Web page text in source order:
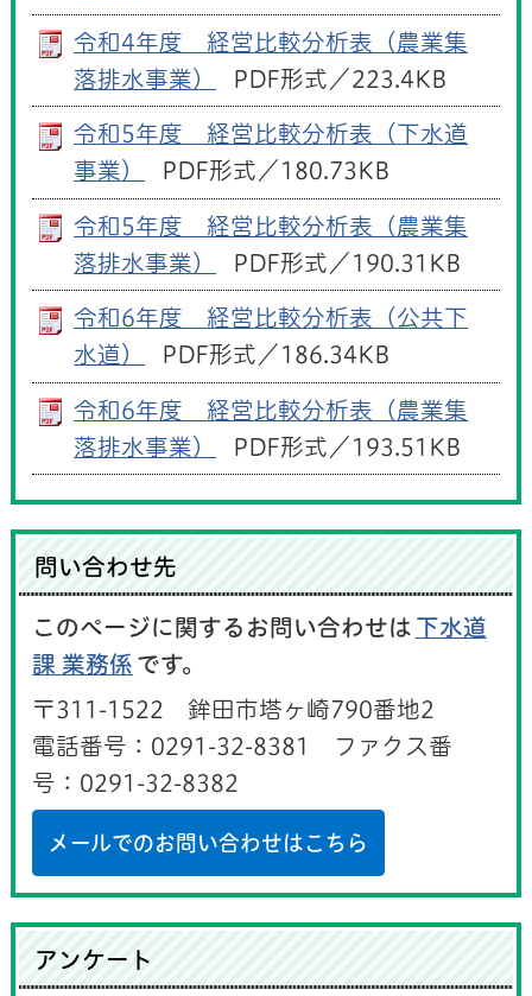
令和4年度 経営比較分析表（農業集
落排水事業）
PDF形式／223.4KB
令和5年度 経営比較分析表（下水道
事業）
PDF形式／180.73KB
令和5年度 経営比較分析表（農業集
落排水事業）
PDF形式／190.31KB
令和6年度 経営比較分析表（公共下
水道）
PDF形式／186.34KB
令和6年度 経営比較分析表（農業集
落排水事業）
PDF形式／193.51KB
問い合わせ先
このページに関するお問い合わせは
下水道
課 業務係 です。
〒311-1522 鉾田市塔ヶ崎790番地2
電話番号：0291-32-8381 ファクス番
号：0291-32-8382
メールでのお問い合わせはこちら
アンケート